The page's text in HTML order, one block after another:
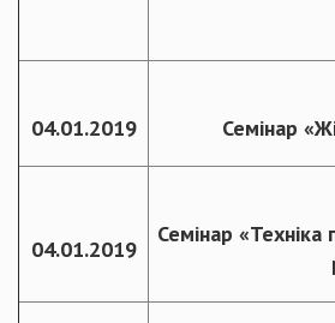
04.01.2019 Семінар
04.01.2019
Семінар